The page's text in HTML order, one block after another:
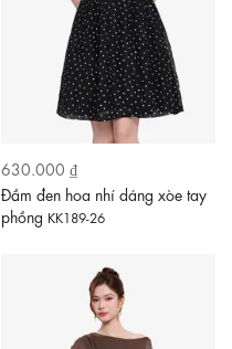
630.000 ₫
Đầm đen hoa nhí dáng xòe tay
phồng KK189-26